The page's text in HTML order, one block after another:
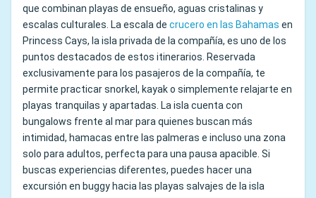
que combinan playas de ensueño, aguas cristalinas y
escalas culturales. La escala de crucero en las Bahamas en
Princess Cays, la isla privada de la compañía, es uno de los
puntos destacados de estos itinerarios. Reservada
exclusivamente para los pasajeros de la compañía, te
permite practicar snorkel, kayak o simplemente relajarte en
playas tranquilas y apartadas. La isla cuenta con
bungalows frente al mar para quienes buscan más
intimidad, hamacas entre las palmeras e incluso una zona
solo para adultos, perfecta para una pausa apacible. Si
buscas experiencias diferentes, puedes hacer una
excursión en buggy hacia las playas salvajes de la isla